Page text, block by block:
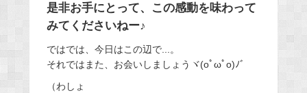
是非お手にとって、この感動を味わって
みてくださいねー♪
ではでは、今日はこの辺で...。
それではまた、お会いしましょうヾ(oﾟωﾟo)ﾉﾞ
（わしょ